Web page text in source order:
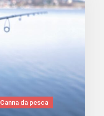
Canna da pesca